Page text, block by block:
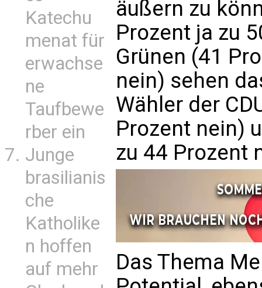
Katechu
menat für
erwachse
ne
Taufbewe
rber ein
Junge
brasilianis
che
Katholike
n hoffen
auf mehr
äußern zu
Prozent ja zu
Grünen (41
nein) sehen
Wähler der
Prozent nein)
zu 44 Prozent
Das Thema